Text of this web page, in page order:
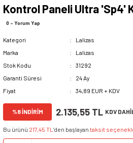
Kontrol Paneli Ultra 'Sp4'
0 - Yorum Yap
Kategori
Lalizas
Marka
Lalizas
Stok Kodu
31292
Garanti Süresi
24 Ay
Fiyat
34,89 EUR + KDV
%8 İNDİRİM 2.135,55 TL KDV
Bu ürünü 217,45 TL ’den başlayan taksit